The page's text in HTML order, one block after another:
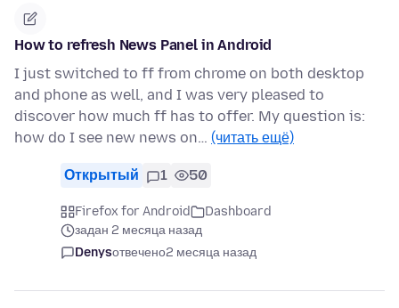
How to refresh News Panel in Android
I just switched to ff from chrome on both desktop
and phone as well, and I was very pleased to
discover how much ff has to offer. My question is:
how do I see new news on… (читать ещё)
Открытый 1 50
Firefox for Android
Dashboard
задан 2 месяца назад
Denysотвечено2 месяца назад